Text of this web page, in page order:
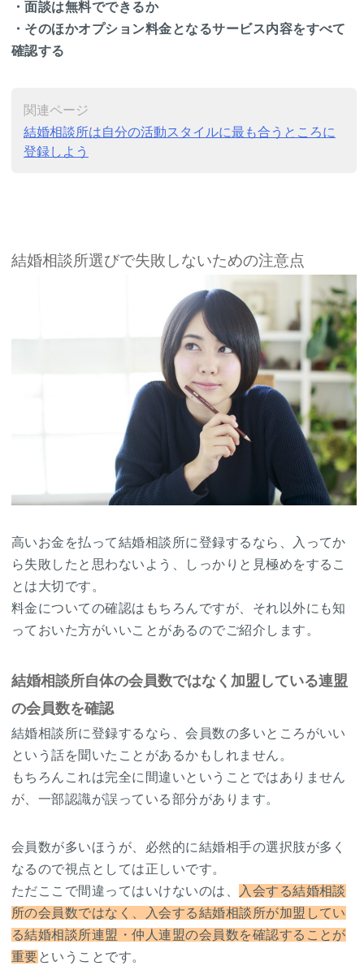
・面談は無料でできるか
・そのほかオプション料金となるサービス内容をすべて
確認する
関連ページ
結婚相談所は自分の活動スタイルに最も合うところに
登録しよう
結婚相談所選びで失敗しないための注意点
高いお金を払って結婚相談所に登録するなら、入ってか
ら失敗したと思わないよう、しっかりと見極めをするこ
とは大切です。
料金についての確認はもちろんですが、それ以外にも知
っておいた方がいいことがあるのでご紹介します。
結婚相談所自体の会員数ではなく加盟している連盟
の会員数を確認
結婚相談所に登録するなら、会員数の多いところがいい
という話を聞いたことがあるかもしれません。
もちろんこれは完全に間違いということではありません
が、一部認識が誤っている部分があります。
会員数が多いほうが、必然的に結婚相手の選択肢が多く
なるので視点としては正しいです。
ただここで間違ってはいけないのは、
入会する結婚相談
所の会員数ではなく、入会する結婚相談所が加盟してい
る結婚相談所連盟・仲人連盟の会員数を確認することが
重要ということです。